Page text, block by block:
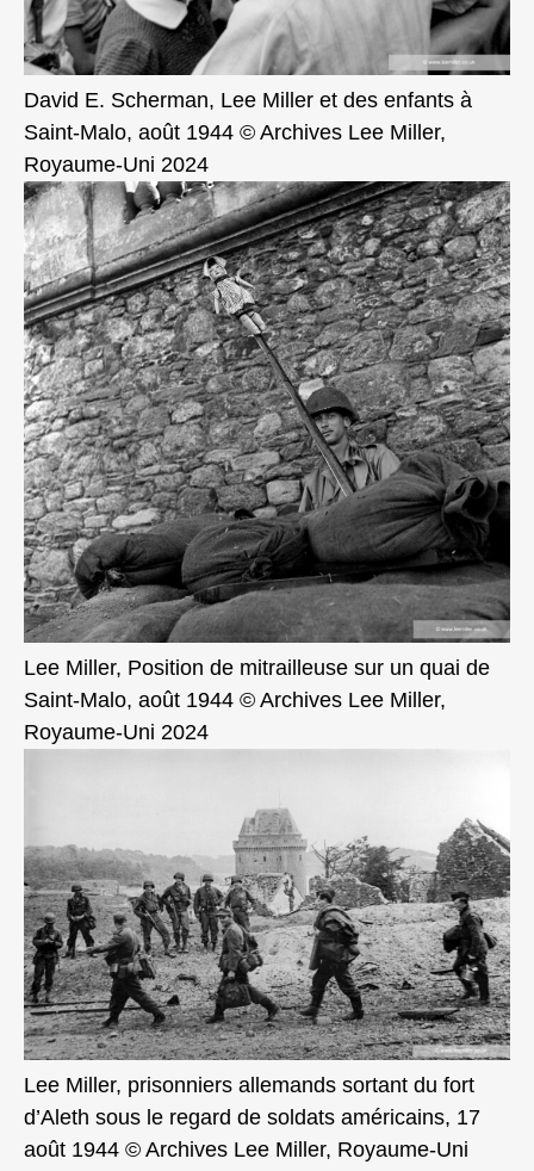
David E. Scherman, Lee Miller et des enfants à
Saint-Malo, août 1944 © Archives Lee Miller,
Royaume-Uni 2024
Lee Miller, Position de mitrailleuse sur un quai de
Saint-Malo, août 1944 © Archives Lee Miller,
Royaume-Uni 2024
Lee Miller, prisonniers allemands sortant du fort
d’Aleth sous le regard de soldats américains, 17
août 1944 © Archives Lee Miller, Royaume-Uni